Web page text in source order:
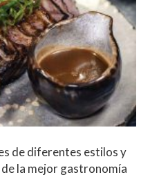
de diferentes estilos y
la mejor gastronomía